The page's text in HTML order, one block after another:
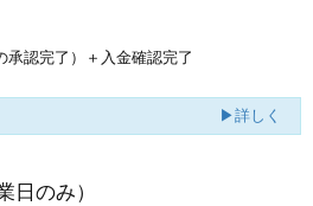
認完了） ＋入金確認完了
▶詳しく
日のみ）